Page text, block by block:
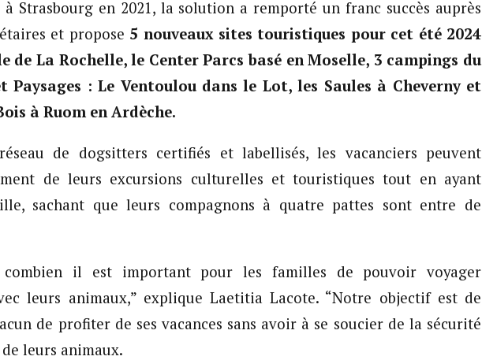
à Strasbourg en 2021, la solution a remporté un franc succès auprès
et propose 5 nouveaux sites touristiques pour cet été 2024
de La Rochelle, le Center Parcs basé en Moselle, 3 campings du
Paysages : Le Ventoulou dans le Lot, les Saules à Cheverny et
à Ruom en Ardèche.
de dogsitters certifiés et labellisés, les vacanciers peuvent
de leurs excursions culturelles et touristiques tout en ayant
sachant que leurs compagnons à quatre pattes sont entre de
combien il est important pour les familles de pouvoir voyager
leurs animaux,” explique Laetitia Lacote. “Notre objectif est de
de profiter de ses vacances sans avoir à se soucier de la sécurité
leurs animaux.